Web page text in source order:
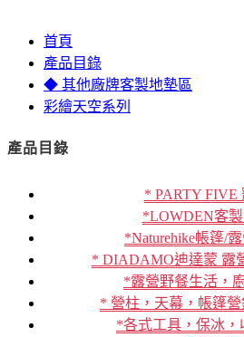
首頁
產品目錄
◆ 其他廠牌客製地墊區
彩繪天空系列
產品目錄
* PARTY FIVE
*LOWDEN客
*Naturehike帳篷/
* DIADAMO迪達蒙 露
*露營野餐生活，
* 營柱，天幕，帳篷
*各式工具，保冰，